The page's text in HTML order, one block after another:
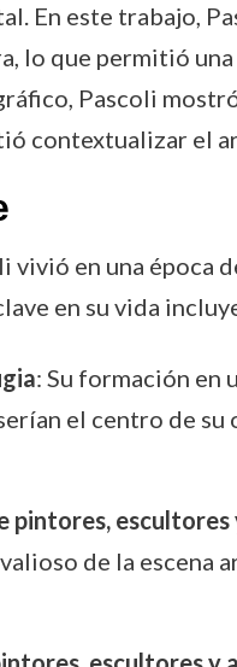
En este trabajo,
lo que permitió
Pascoli
contextualizar el
vivió en una
en su vida
: Su formación en
el centro de su
pintores,
de la escena